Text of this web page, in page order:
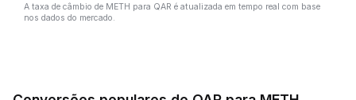
A taxa de câmbio de METH para QAR é atualizada em tempo real com base
nos dados do mercado.